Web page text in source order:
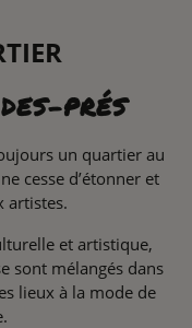
PRÉS
un quartier au
cesse d’étonner et
artistes.
et artistique,
sont mélangés dans
lieux à la mode de